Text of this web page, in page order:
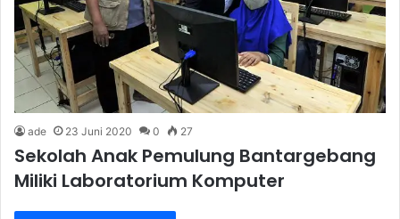
ade 23 Juni 2020 0 27
Sekolah Anak Pemulung Bantargebang
Miliki Laboratorium Komputer